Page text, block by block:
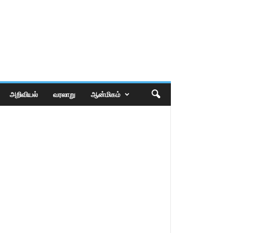
அறிவியல் வரலாறு ஆன்மிகம்